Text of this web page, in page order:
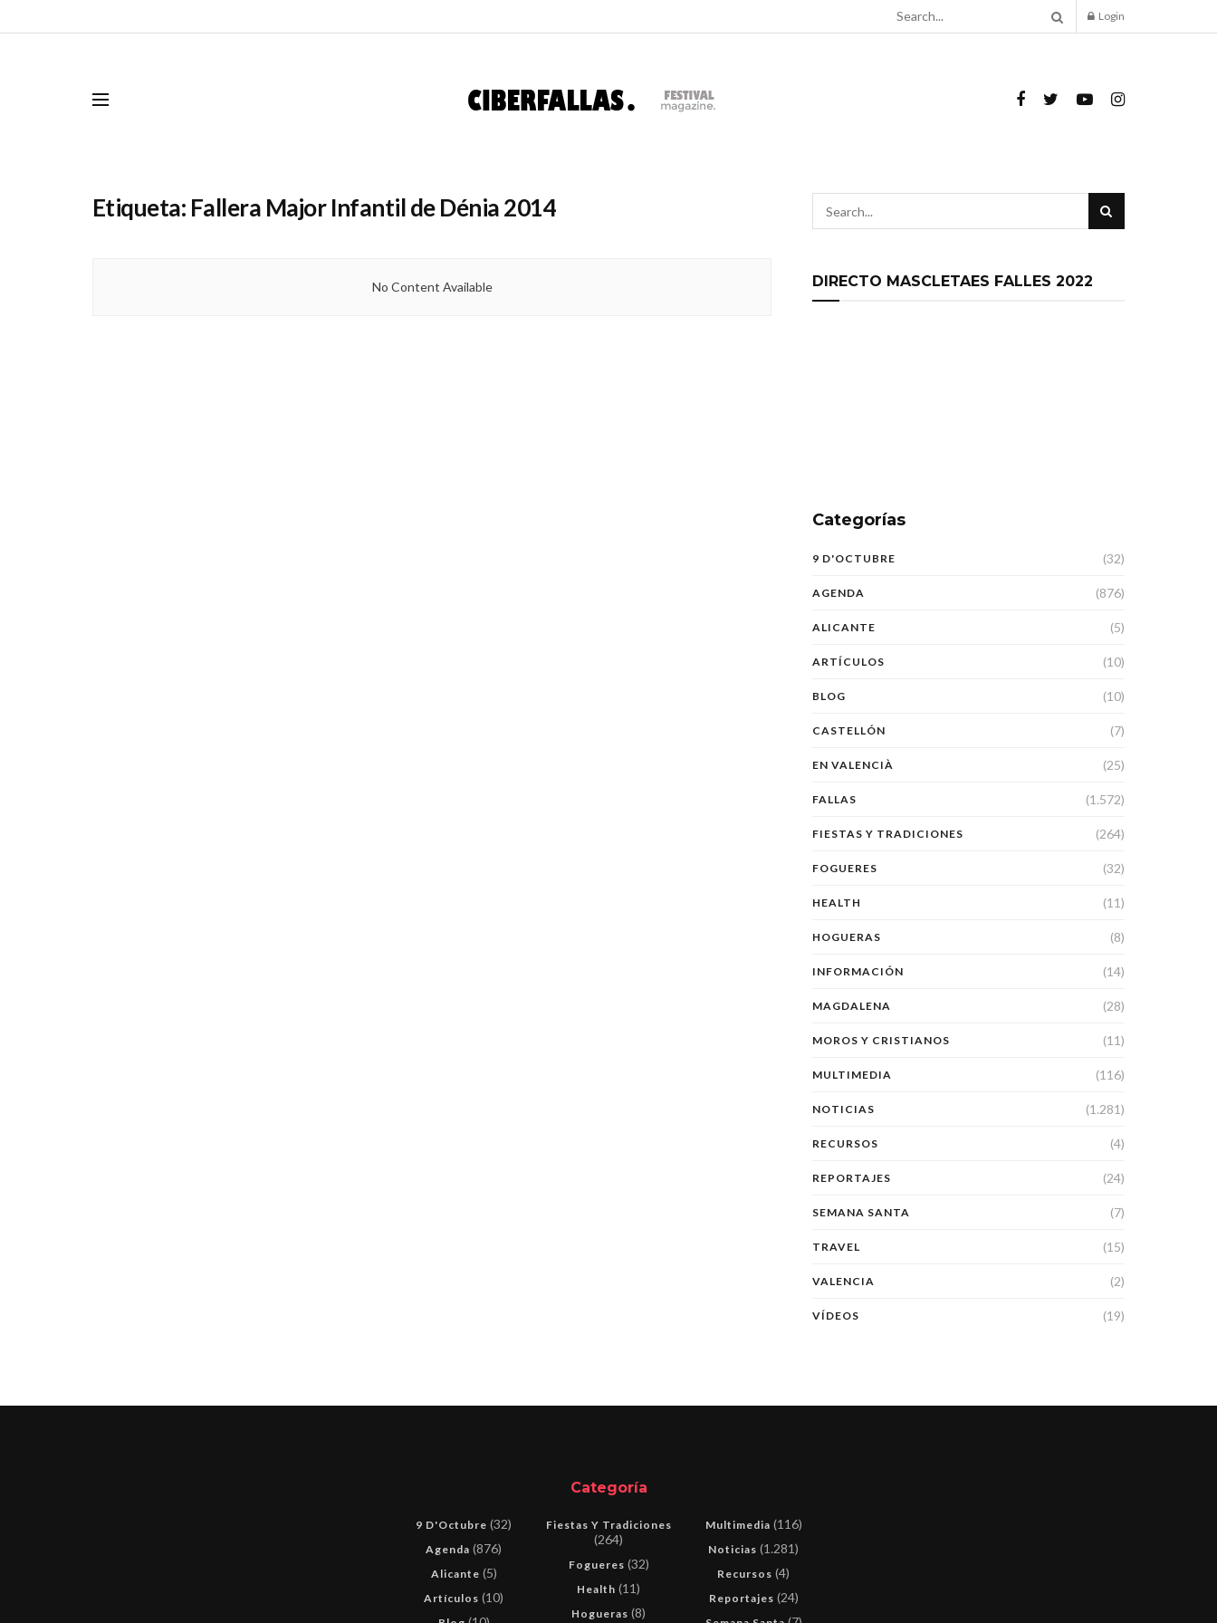
Login
Etiqueta: Fallera Major Infantil de Dénia 2014
No Content Available DIRECTO MASCLETAES FALLES 2022
Categorías
9 D'OCTUBRE (32)
AGENDA (876)
ALICANTE (5)
ARTÍCULOS (10)
BLOG (10)
CASTELLÓN (7)
EN VALENCIÀ (25)
FALLAS (1.572)
FIESTAS Y TRADICIONES (264)
FOGUERES (32)
HEALTH (11)
HOGUERAS (8)
INFORMACIÓN (14)
MAGDALENA (28)
MOROS Y CRISTIANOS (11)
MULTIMEDIA (116)
NOTICIAS (1.281)
RECURSOS (4)
REPORTAJES (24)
SEMANA SANTA (7)
TRAVEL (15)
VALENCIA (2)
VÍDEOS (19)
Categoría
9 D'Octubre (32)
Agenda (876)
Alicante (5)
Artículos (10)
Fiestas Y Tradiciones
(264)
Fogueres (32)
Health (11)
Hogueras (8)
Multimedia (116)
Noticias (1.281)
Recursos (4)
Reportajes (24)